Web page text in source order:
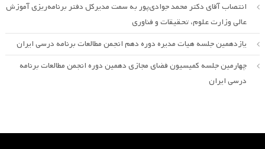
انتصاب آقای دکتر محمد جوادی‌پور به سمت مدیرکل دفتر برنامه‌ریزی آموزش
عالی وزارت علوم، تحقیقات و فناوری
یازدهمین جلسه هیات مدیره دوره دهم انجمن مطالعات برنامه درسی ایران
چهارمین جلسه کمیسیون فضای مجازی دهمین دوره انجمن مطالعات برنامه
درسی ایران